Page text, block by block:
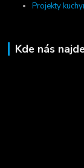
Projekty
Kde nás